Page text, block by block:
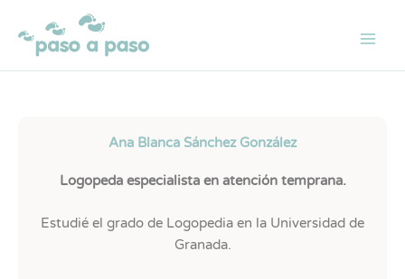
contenido
Ana Blanca Sánchez González
Logopeda especialista en atención temprana.
Estudié el grado de Logopedia en la Universidad de
Granada.